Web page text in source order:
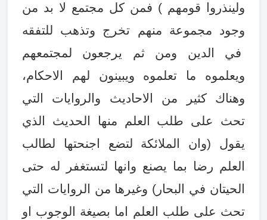
ولينذروا قومهم ) فمن كل مجتمع لا بد من
وجود مجموعة منهم تخرج وتذهب للتفقه
في الدين ومن ثم يرجعون لمجتمعهم
ويعلموه ما تعلموه ويبينون لهم الاحكام،
وهناك كثير من الاحاديث والروايات التي
تحث على طلب العلم منها الحديث الذي
يقول (وان الملائكة لتضع اجنحتها لطالب
العلم رضا بما يصنع وانها لتستغفر له حتى
الحيتان في البحار) وغيرها من الروايات التي
تحث على طلب العلم اما بصيغة الوجوب او